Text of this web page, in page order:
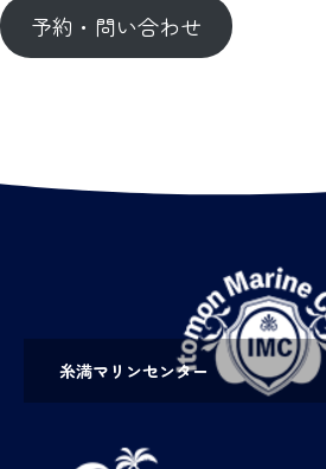
予約・問い合わせ
糸満マリンセンター